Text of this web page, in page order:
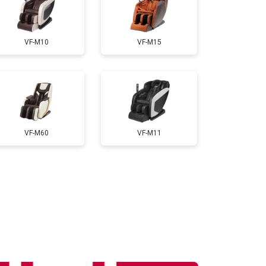
3300 ₽ Заказать
3200 ₽ Заказать
6200 ₽ Заказать
3500 ₽ Заказать
5800 ₽ Заказать
VF-M10 VF-M15
VF-M60 VF-M11